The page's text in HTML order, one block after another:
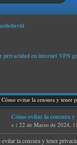
privacidad en internet VPN
Cómo evitar la censura y
Cómo evitar la censura
« : 22 de Marzo de 2024,
evitar la censura y tener